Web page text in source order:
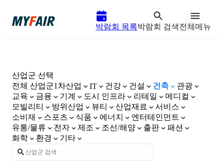
박람회 목록박람회 검색전체메뉴
산업군 선택
전체 산업군1차산업 IT 건강 건설 건축
관광
교육
금융 기계 도시 인프라 리테일
메디컬
모빌리티
방위산업 뷰티 산업재료
서비스
소비재
스포츠 식품 에너지
엔터테인먼트
유통/물류
전자 제조 조선/해양 출판
패션
화학
환경 기타